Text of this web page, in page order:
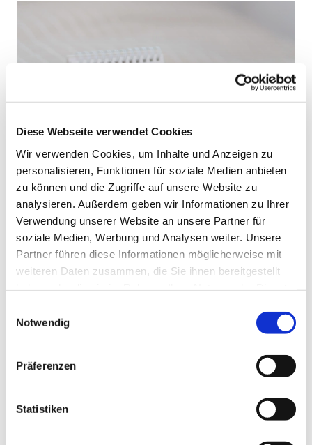
Diese Webseite verwendet Cookies
Wir verwenden Cookies, um Inhalte und Anzeigen zu
personalisieren, Funktionen für soziale Medien anbieten
zu können und die Zugriffe auf unsere Website zu
analysieren. Außerdem geben wir Informationen zu Ihrer
Verwendung unserer Website an unsere Partner für
soziale Medien, Werbung und Analysen weiter. Unsere
Partner führen diese Informationen möglicherweise mit
weiteren Daten zusammen, die Sie ihnen bereitgestellt
Notwendig
Präferenzen
Statistiken
Sonntag, 18. Juli 2027, 16:00 Uhr
TMH, Widumer Str. 23 a, 44627